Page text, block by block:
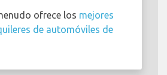
ofrece los mejores
de automóviles de